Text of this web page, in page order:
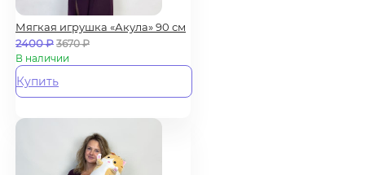
Мягкая игрушка «Акула» 90 см
2400₽ 3670₽
В наличии
Купить